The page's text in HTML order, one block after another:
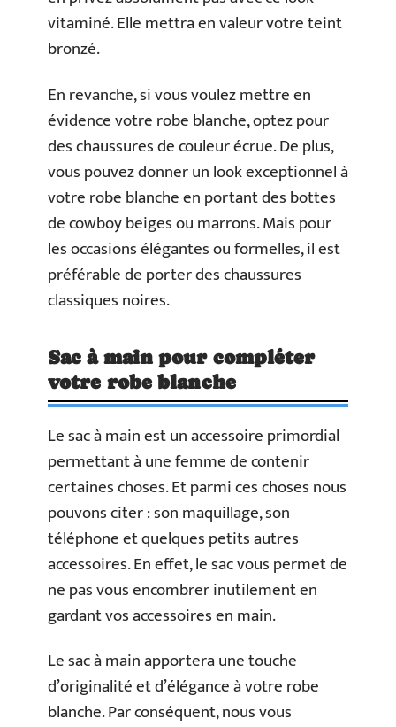
vitaminé. Elle mettra en valeur votre teint
bronzé.
En revanche, si vous voulez mettre en
évidence votre robe blanche, optez pour
des chaussures de couleur écrue. De plus,
vous pouvez donner un look exceptionnel à
votre robe blanche en portant des bottes
de cowboy beiges ou marrons. Mais pour
les occasions élégantes ou formelles, il est
préférable de porter des chaussures
classiques noires.
Sac à main pour compléter
votre robe blanche
Le sac à main est un accessoire primordial
permettant à une femme de contenir
certaines choses. Et parmi ces choses nous
pouvons citer : son maquillage, son
téléphone et quelques petits autres
accessoires. En effet, le sac vous permet de
ne pas vous encombrer inutilement en
gardant vos accessoires en main.
Le sac à main apportera une touche
d’originalité et d’élégance à votre robe
blanche. Par conséquent, nous vous